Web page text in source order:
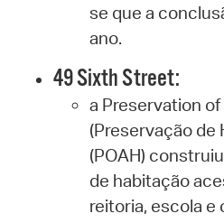
se que a
ano.
49 Sixth Street:
a Preservation
(Preservação de
(POAH)
de habitação
reitoria, escola e